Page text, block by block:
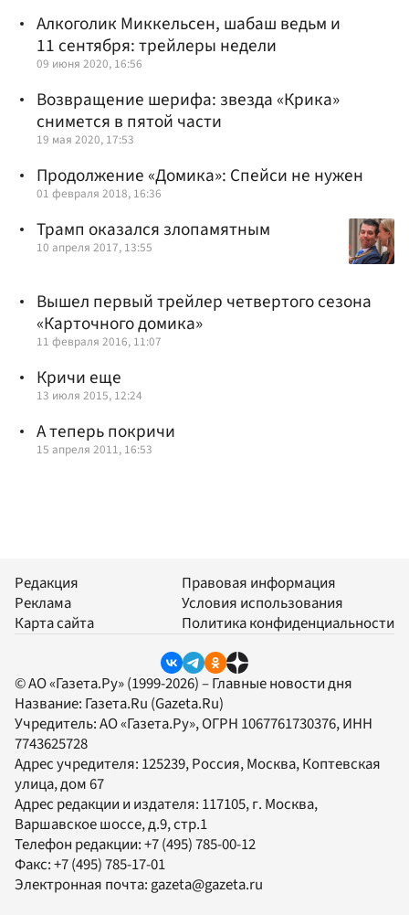
Алкоголик Миккельсен, шабаш ведьм и
11 сентября: трейлеры недели
09 июня 2020, 16:56
Возвращение шерифа: звезда «Крика»
снимется в пятой части
19 мая 2020, 17:53
Продолжение «Домика»: Спейси не нужен
01 февраля 2018, 16:36
Трамп оказался злопамятным
10 апреля 2017, 13:55
Вышел первый трейлер четвертого сезона
«Карточного домика»
11 февраля 2016, 11:07
Кричи еще
13 июля 2015, 12:24
А теперь покричи
15 апреля 2011, 16:53
Редакция
Реклама
Карта сайта
Правовая информация
Условия использования
Политика конфиденциальности
© АО «Газета.Ру» (1999-2026) – Главные новости дня
Название: Газета.Ru (Gazeta.Ru)
Учредитель:АО «Газета.Ру», ОГРН 1067761730376, ИНН
7743625728
Адрес учредителя: 125239, Россия, Москва, Коптевская
улица, дом 67
Адрес редакции и издателя: 117105, г. Москва,
Варшавское шоссе, д.9, стр.1
Телефон редакции:+7 (495) 785-00-12
Факс:+7 (495) 785-17-01
Электронная почта:gazeta@gazeta.ru